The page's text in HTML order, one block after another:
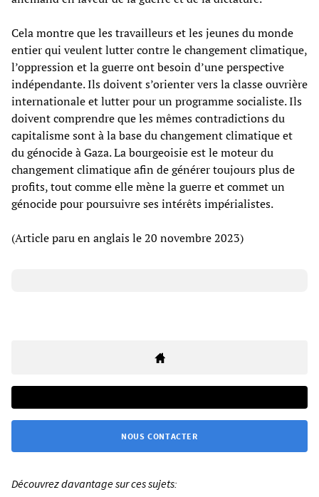
Cela montre que les travailleurs et les jeunes du monde
entier qui veulent lutter contre le changement climatique,
l’oppression et la guerre ont besoin d’une perspective
indépendante. Ils doivent s’orienter vers la classe ouvrière
internationale et lutter pour un programme socialiste. Ils
doivent comprendre que les mêmes contradictions du
capitalisme sont à la base du changement climatique et
du génocide à Gaza. La bourgeoisie est le moteur du
changement climatique afin de générer toujours plus de
profits, tout comme elle mène la guerre et commet un
génocide pour poursuivre ses intérêts impérialistes.
(Article paru en anglais le 20 novembre 2023)
NOUS CONTACTER
Découvrez davantage sur ces sujets: